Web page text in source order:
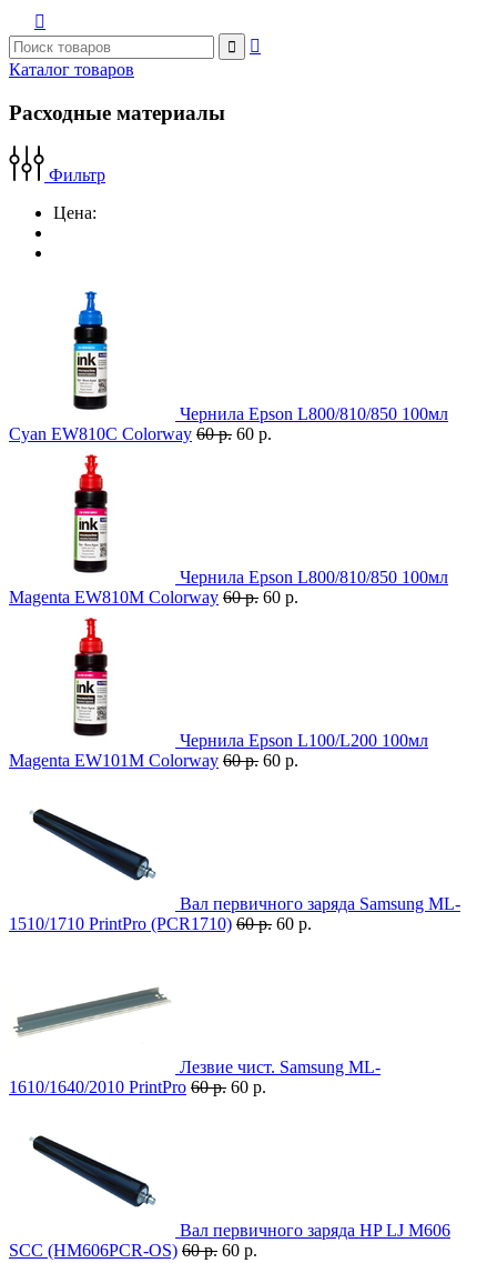



Каталог товаров
Расходные материалы
Фильтр
Цена:
Чернила Epson L800/810/850 100мл
Cyan EW810C Colorway 60 р. 60 р.
Чернила Epson L800/810/850 100мл
Magenta EW810M Colorway 60 р. 60 р.
Чернила Epson L100/L200 100мл
Magenta EW101M Colorway 60 р. 60 р.
Вал первичного заряда Samsung ML-
1510/1710 PrintPro (PCR1710) 60 р. 60 р.
Лезвие чист. Samsung ML-
1610/1640/2010 PrintPro 60 р. 60 р.
Вал первичного заряда HP LJ M606
SCC (HM606PCR-OS) 60 р. 60 р.